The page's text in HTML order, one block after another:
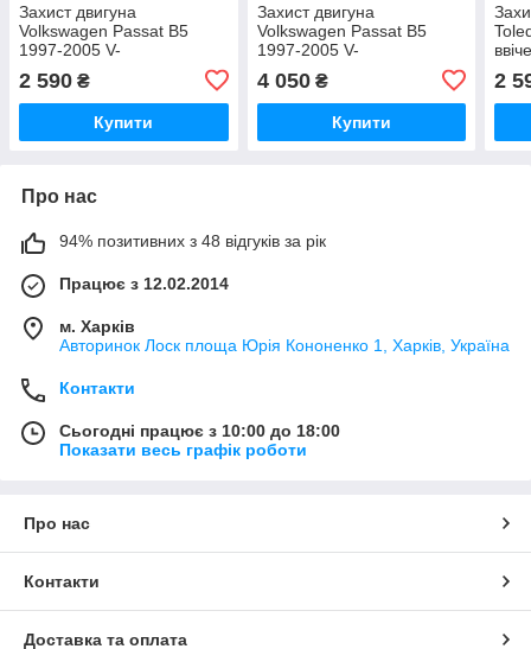
Захист двигуна
Volkswagen Passat B5
1997-2005 V-
сталь 2 мм, закр. двс+рад
2 590 ₴
Купити
Захист двигуна
Volkswagen Passat B5
1997-2005 V-
сталь 2 мм, закр.
двс+кп+рад
4 050₴
Купити
2
Про нас
94% позитивних з 48 відгуків за рік
Працює з 12.02.2014
м. Харків
Авторинок Лоск площа Юрія Кононенко 1, Харків, Україна
Контакти
Сьогодні працює з 10:00 до 18:00
Показати весь графік роботи
Про нас
Контакти
Доставка та оплата